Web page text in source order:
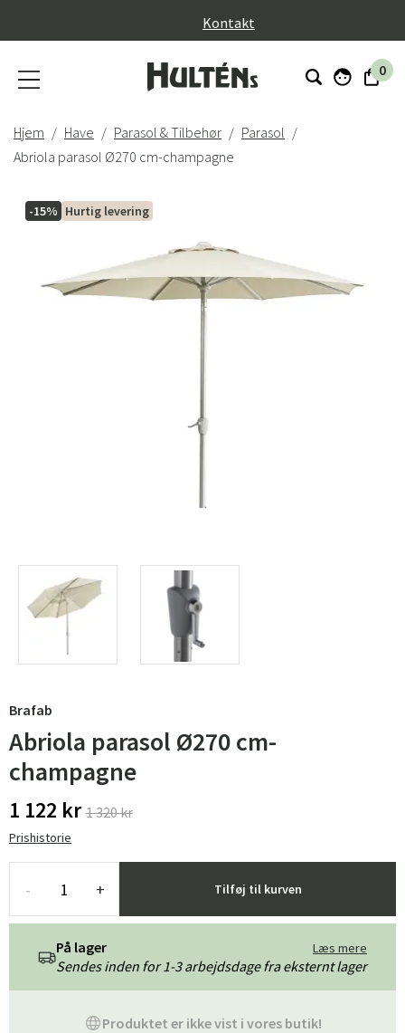
Kontakt
0
Hjem Have Parasol & Tilbehør
Parasol
Abriola parasol Ø270 cm-champagne
-15% Hurtig levering
Brafab
Abriola parasol Ø270 cm-
champagne
1 122 kr 1 320 kr
Prishistorie
- + Tilføj til kurven
Produktet er ikke vist i vores butik!
På lager Læs mere
Sendes inden for 1-3 arbejdsdage fra eksternt lager